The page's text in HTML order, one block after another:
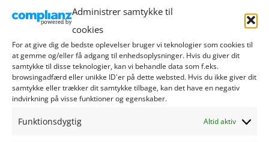
Administrer samtykke til
cookies
For at give dig de bedste oplevelser bruger vi teknologier som cookies til
at gemme og/eller få adgang til enhedsoplysninger. Hvis du giver dit
samtykke til disse teknologier, kan vi behandle data som f.eks.
browsingadfærd eller unikke ID'er på dette websted. Hvis du ikke giver dit
samtykke eller trækker dit samtykke tilbage, kan det have en negativ
indvirkning på visse funktioner og egenskaber.
Funktionsdygtig Altid aktiv
juli 2024
juni 2024
maj 2024
april 2024